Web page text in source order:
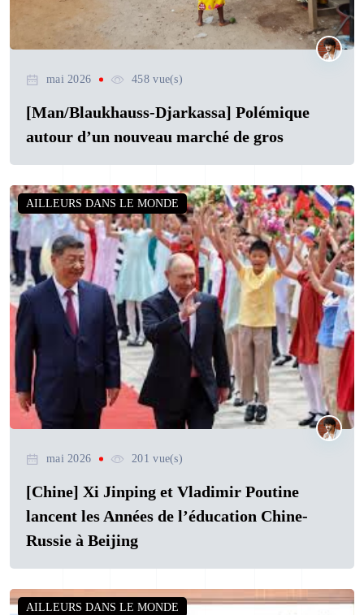
mai 2026 458 vue(s)
[Man/Blaukhauss-Djarkassa] Polémique
autour d’un nouveau marché de gros
AILLEURS DANS LE MONDE
mai 2026 201 vue(s)
[Chine] Xi Jinping et Vladimir Poutine
lancent les Années de l’éducation Chine-
Russie à Beijing
AILLEURS DANS LE MONDE